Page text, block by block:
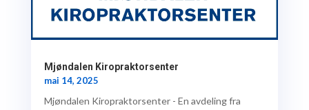
Mjøndalen Kiropraktorsenter
mai 14, 2025
Mjøndalen Kiropraktorsenter - En avdeling fra